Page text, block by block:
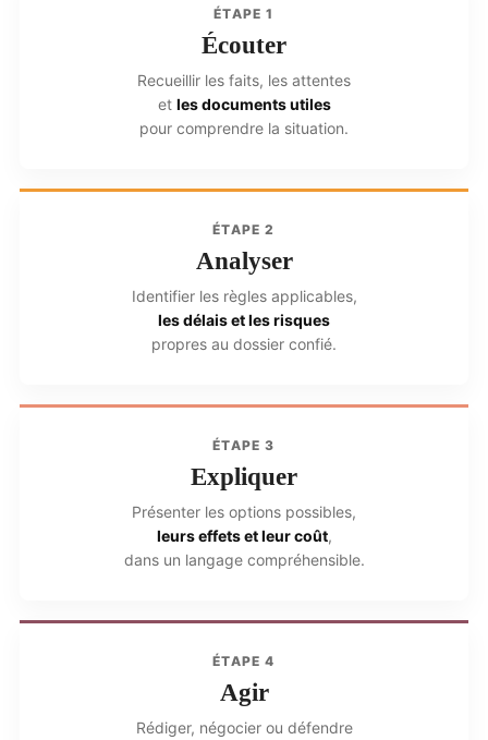
ÉTAPE 1
Écouter
Recueillir les faits, les attentes
et les documents utiles
pour comprendre la situation.
ÉTAPE 2
Analyser
Identifier les règles applicables,
les délais et les risques
propres au dossier confié.
ÉTAPE 3
Expliquer
Présenter les options possibles,
leurs effets et leur coût,
dans un langage compréhensible.
ÉTAPE 4
Agir
Rédiger, négocier ou défendre